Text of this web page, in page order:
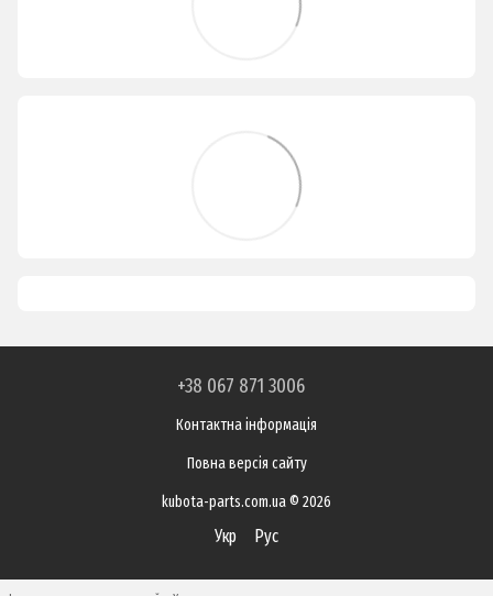
+38 067 871 3006
Контактна інформація
Повна версія сайту
kubota-parts.com.ua © 2026
Укр Рус